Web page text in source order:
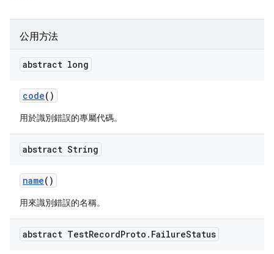
公用方法
abstract long
code()
用於識別錯誤的專屬代碼。
abstract String
name()
用來識別錯誤的名稱。
abstract TestRecordProto . FailureStatus